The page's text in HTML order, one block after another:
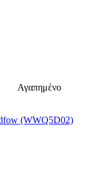
Αγαπημένο